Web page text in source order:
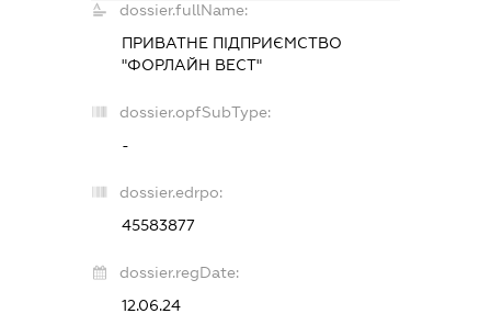
dossier.fullName:
ПРИВАТНЕ ПІДПРИЄМСТВО
"ФОРЛАЙН ВЕСТ"
dossier.opfSubType:
-
dossier.edrpo:
45583877
dossier.regDate:
12.06.24